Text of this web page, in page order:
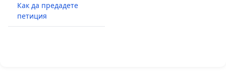
Как да предадете
петиция